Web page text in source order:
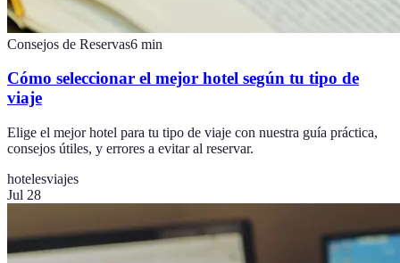
Consejos de Reservas6 min
Cómo seleccionar el mejor hotel según tu tipo de
viaje
Elige el mejor hotel para tu tipo de viaje con nuestra guía práctica,
consejos útiles, y errores a evitar al reservar.
hotelesviajes
Jul 28